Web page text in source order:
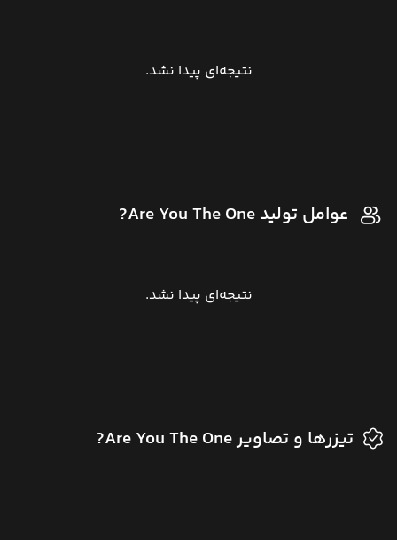
نتیجه‌ای پیدا نشد.
عوامل تولید Are You The One?
نتیجه‌ای پیدا نشد.
تیزرها و تصاویر Are You The One?